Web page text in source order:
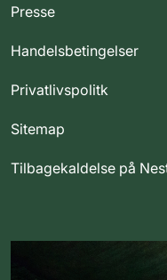
Presse
Handelsbetingelser
Privatlivspolitk
Sitemap
Tilbagekaldelse på